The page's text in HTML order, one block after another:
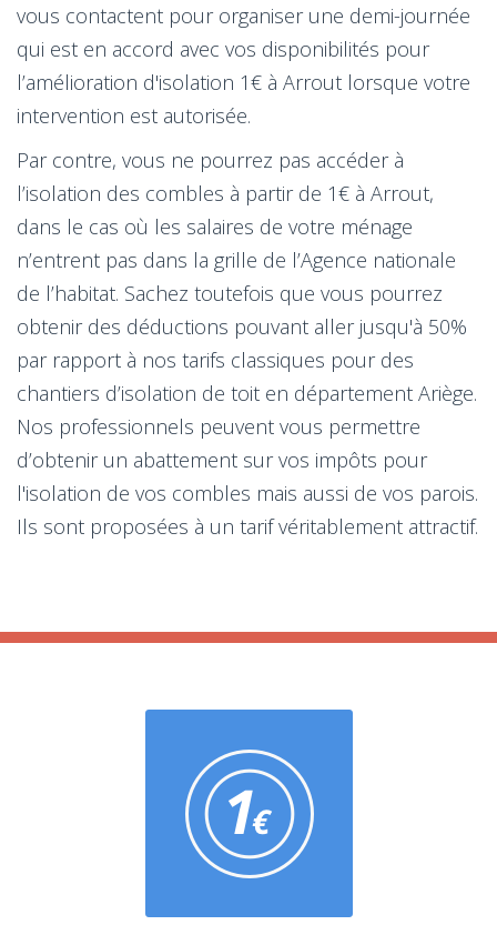
vous contactent pour organiser une demi-journée
qui est en accord avec vos disponibilités pour
l’amélioration d'isolation 1€ à Arrout lorsque votre
intervention est autorisée.
Par contre, vous ne pourrez pas accéder à
l’isolation des combles à partir de 1€ à Arrout,
dans le cas où les salaires de votre ménage
n’entrent pas dans la grille de l’Agence nationale
de l’habitat. Sachez toutefois que vous pourrez
obtenir des déductions pouvant aller jusqu'à 50%
par rapport à nos tarifs classiques pour des
chantiers d’isolation de toit en département Ariège.
Nos professionnels peuvent vous permettre
d’obtenir un abattement sur vos impôts pour
l'isolation de vos combles mais aussi de vos parois.
Ils sont proposées à un tarif véritablement attractif.